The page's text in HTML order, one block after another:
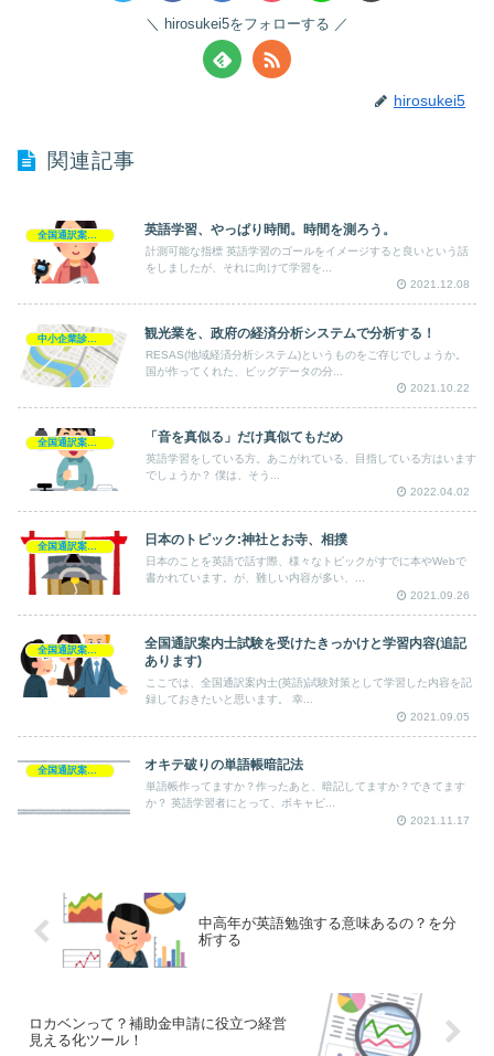
hirosukei5をフォローする
hirosukei5
関連記事
英語学習、やっぱり時間。時間を測ろう。
計測可能な指標 英語学習のゴールをイメージすると良いという話
をしましたが、それに向けて学習を...
2021.12.08
観光業を、政府の経済分析システムで分析する！
RESAS(地域経済分析システム)というものをご存じでしょうか。
国が作ってくれた、ビッグデータの分...
2021.10.22
「音を真似る」だけ真似てもだめ
英語学習をしている方。あこがれている、目指している方はいます
でしょうか？ 僕は、そう...
2022.04.02
日本のトピック:神社とお寺、相撲
日本のことを英語で話す際、様々なトピックがすでに本やWebで
書かれています。が、難しい内容が多い、...
2021.09.26
全国通訳案内士試験を受けたきっかけと学習内容(追記
あります)
ここでは、全国通訳案内士(英語)試験対策として学習した内容を記
録しておきたいと思います。 幸...
2021.09.05
全国通訳案内士 オキテ破りの単語帳暗記法
単語帳作ってますか？作ったあと、暗記してますか？できてます
か？ 英語学習者にとって、ボキャビ...
2021.11.17
中高年が英語勉強する意味あるの？を分
析する
ロカベンって？補助金申請に役立つ経営
見える化ツール！